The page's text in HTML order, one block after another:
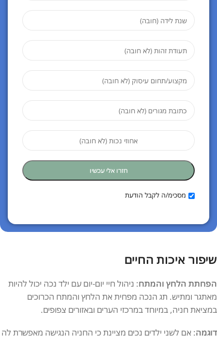
מסכימ/ה לקבל הודעת
שיפור איכות החיים
הפחתת הלחץ והמתח: ניהול חיי יום-יום עם ילד נכה יכול להיות
מאתגר ומתיש. תג הנכה מפחית את הלחץ והמתח הכרוכים
במציאת חניה, במיוחד במרכזי הערים ובאזורים צפופים.
דוגמה: אם לשני ילדים נכים מציינת כי החניה הנגישה מאפשרת לה